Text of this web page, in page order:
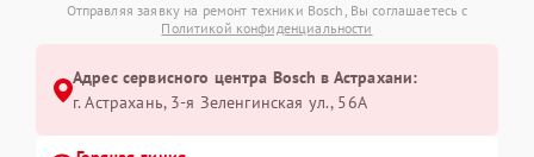
Отправляя заявку на ремонт техники Bosch, Вы соглашаетесь с
Политикой конфиденциальности
Адрес сервисного центра Bosch в Астрахани:
г. Астрахань, 3-я Зеленгинская ул., 56А